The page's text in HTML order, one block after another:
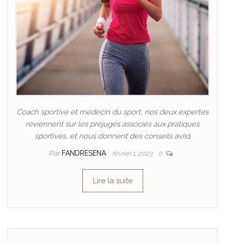
Coach sportive et médecin du sport, nos deux expertes
reviennent sur les préjugés associés aux pratiques
sportives, et nous donnent des conseils avis1
Par FANDRESENA février 1, 2023 0
Lire la suite